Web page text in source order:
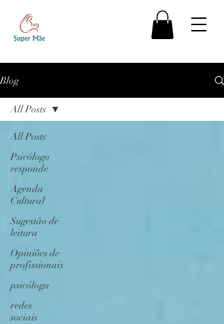
Blog
All Posts
Psicólogo
responde
Agenda
Cultural
Sugestão de
leitura
Opiniões de
profissionais
psicóloga
redes
sociais
All Posts